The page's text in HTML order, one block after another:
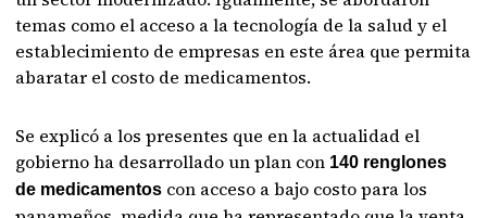
temas como el acceso a la tecnología de la salud y el
establecimiento de empresas en este área que permita
abaratar el costo de medicamentos.
Se explicó a los presentes que en la actualidad el
gobierno ha desarrollado un plan con 140 renglones
de medicamentos con acceso a bajo costo para los